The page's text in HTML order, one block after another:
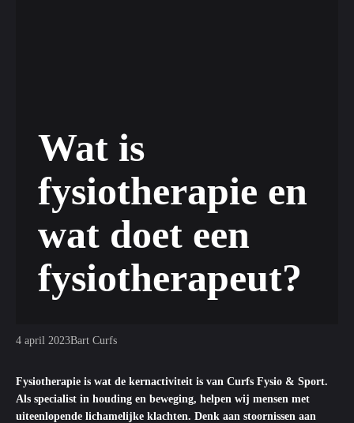
Wat is
fysiotherapie en
wat doet een
fysiotherapeut?
4 april 2023Bart Curfs
Fysiotherapie is wat de kernactiviteit is van Curfs Fysio & Sport.
Als specialist in houding en beweging, helpen wij mensen met
uiteenlopende lichamelijke klachten. Denk aan stoornissen aan